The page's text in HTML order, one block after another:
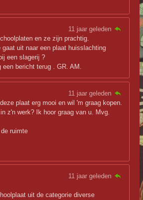
11 jaar geleden
en ze zijn prachtig.
gaat uit naar een plaat huisslachting
een slagerij ?
een bericht terug . GR. AM.
11 jaar geleden
plaat erg mooi en wil 'm graag kopen.
z'n werk? Ik hoor graag van u. Mvg.
ruimte
11 jaar geleden
uit de categorie diverse